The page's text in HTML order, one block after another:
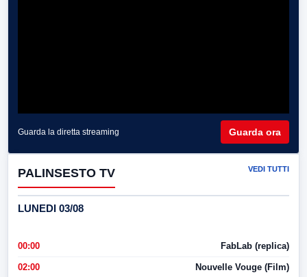
Guarda la diretta streaming Guarda ora
PALINSESTO TV VEDI TUTTI
LUNEDI 03/08
00:00 FabLab (replica)
02:00 Nouvelle Vouge (Film)